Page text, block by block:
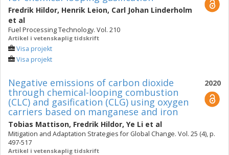
Fredrik Hildor, Henrik Leion, Carl Johan Linderholm
et al
Fuel Processing Technology. Vol. 210
Artikel i vetenskaplig tidskrift
Visa projekt
Visa projekt
2020
Negative emissions of carbon dioxide
through chemical-looping combustion
(CLC) and gasification (CLG) using oxygen
carriers based on manganese and iron
Tobias Mattison, Fredrik Hildor, Ye Li et al
Mitigation and Adaptation Strategies for Global Change. Vol. 25 (4), p.
497-517
Artikel i vetenskaplig tidskrift